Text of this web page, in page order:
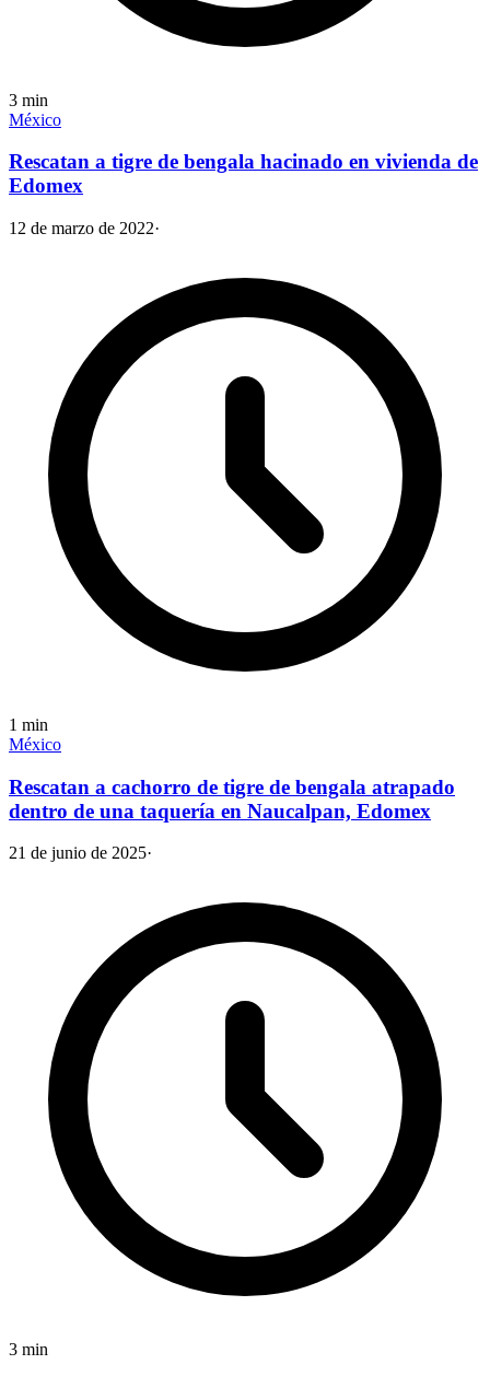
3 min
México
Rescatan a tigre de bengala hacinado en vivienda de
Edomex
12 de marzo de 2022·
1 min
México
Rescatan a cachorro de tigre de bengala atrapado
dentro de una taquería en Naucalpan, Edomex
21 de junio de 2025·
3 min